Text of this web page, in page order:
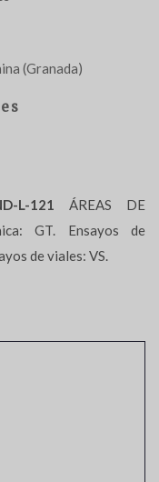
(Granada)
L-121 ÁREAS DE
GT. Ensayos de
de viales: VS.